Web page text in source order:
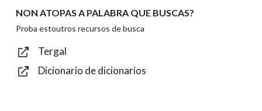
Texto de verificación
NON ATOPAS A PALABRA QUE BUSCAS?
Proba estoutros recursos de busca
Tergal
Dicionario de dicionarios